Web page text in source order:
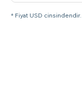
* Fiyat USD cinsindendir.